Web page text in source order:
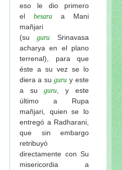
eso le dio primero
el besara a Mani
mañjari
(su guru Srinavasa
acharya en el plano
terrenal), para que
éste a su vez se lo
diera a su guru y este
a su guru , y este
último a Rupa
mañjari, quien se lo
entregó a Radharani,
que sin embargo
retribuyó
directamente con Su
misericordia a